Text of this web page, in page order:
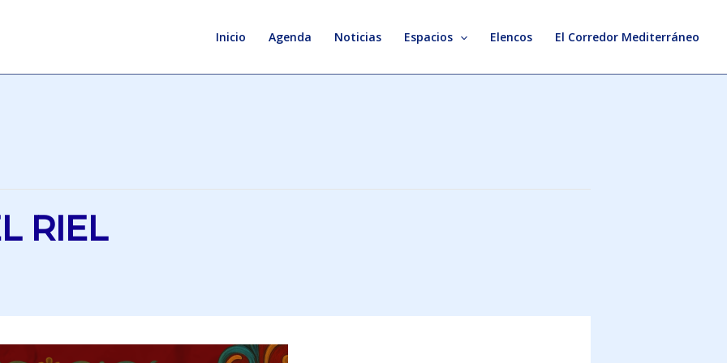
Inicio Agenda Noticias Espacios Elencos El Corredor Mediterráneo
RIEL